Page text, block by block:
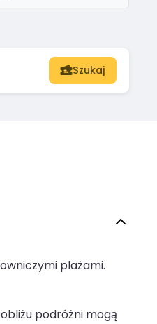
Szukaj
plażami.
podróżni mogą